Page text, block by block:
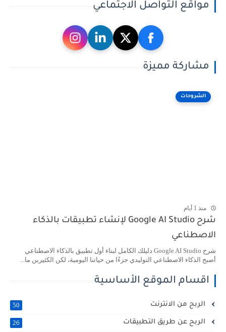
مواقع التواصل الاجتماعي
مشاركة مميزة
الشروحات
منذ 1 أيام
شرح Google AI Studio لإنشاء تطبيقات بالذكاء
الاصطناعي
شرح Google AI Studio دليلك الكامل لبناء أول تطبيق بالذكاء الاصطناعي
أصبح الذكاء الاصطناعي التوليدي جزءًا من حياتنا اليومية، لكن الكثيرين ما...
اقسام الموقع الأساسية
الربح من الانترنت 50
الربح عن طريق التطبيقات 26